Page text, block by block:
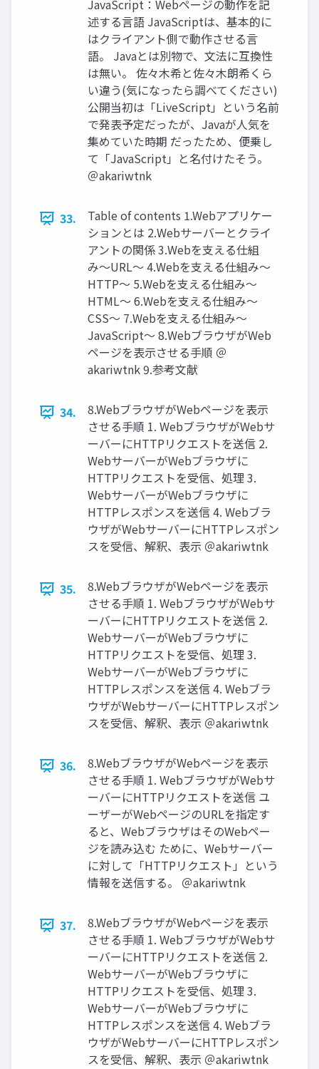
JavaScript：Webページの動作を記
述する⾔語 JavaScriptは、基本的に
はクライアント側で動作させる⾔
語。 Javaとは別物で、⽂法に互換性
は無い。 佐々⽊希と佐々⽊朗希くら
い違う(気になったら調べてください)
公開当初は「LiveScript」という名前
で発表予定だったが、Javaが⼈気を
集めていた時期 だったため、便乗し
て「JavaScript」と名付けたそう。
＠akariwtnk
33.
Table of contents 1.Webアプリケー
ションとは 2.Webサーバーとクライ
アントの関係 3.Webを⽀える仕組
み〜URL〜 4.Webを⽀える仕組み〜
HTTP〜 5.Webを⽀える仕組み〜
HTML〜 6.Webを⽀える仕組み〜
CSS〜 7.Webを⽀える仕組み〜
JavaScript〜 8.WebブラウザがWeb
ページを表⽰させる⼿順 ＠
akariwtnk 9.参考⽂献
34.
8.WebブラウザがWebページを表⽰
させる⼿順 1. WebブラウザがWebサ
ーバーにHTTPリクエストを送信 2.
WebサーバーがWebブラウザに
HTTPリクエストを受信、処理 3.
WebサーバーがWebブラウザに
HTTPレスポンスを送信 4. Webブラ
ウザがWebサーバーにHTTPレスポン
スを受信、解釈、表⽰ ＠akariwtnk
35.
8.WebブラウザがWebページを表⽰
させる⼿順 1. WebブラウザがWebサ
ーバーにHTTPリクエストを送信 2.
WebサーバーがWebブラウザに
HTTPリクエストを受信、処理 3.
WebサーバーがWebブラウザに
HTTPレスポンスを送信 4. Webブラ
ウザがWebサーバーにHTTPレスポン
スを受信、解釈、表⽰ ＠akariwtnk
36.
8.WebブラウザがWebページを表⽰
させる⼿順 1. WebブラウザがWebサ
ーバーにHTTPリクエストを送信 ユ
ーザーがWebページのURLを指定す
ると、WebブラウザはそのWebペー
ジを読み込む ために、Webサーバー
に対して「HTTPリクエスト」という
情報を送信する。 ＠akariwtnk
37.
8.WebブラウザがWebページを表⽰
させる⼿順 1. WebブラウザがWebサ
ーバーにHTTPリクエストを送信 2.
WebサーバーがWebブラウザに
HTTPリクエストを受信、処理 3.
WebサーバーがWebブラウザに
HTTPレスポンスを送信 4. Webブラ
ウザがWebサーバーにHTTPレスポン
スを受信、解釈、表⽰ ＠akariwtnk